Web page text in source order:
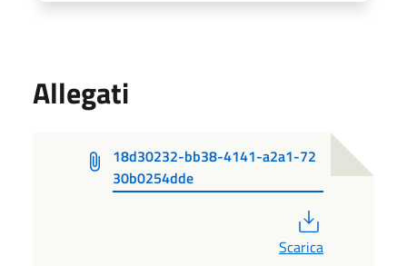
Allegati
18d30232-bb38-4141-a2a1-72
30b0254dde
Scarica